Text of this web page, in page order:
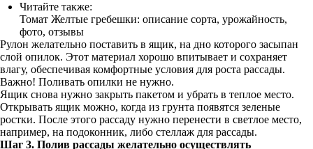
Читайте также:
Томат Желтые гребешки: описание сорта, урожайность,
фото, отзывы
Рулон желательно поставить в ящик, на дно которого засыпан
слой опилок. Этот материал хорошо впитывает и сохраняет
влагу, обеспечивая комфортные условия для роста рассады.
Важно! Поливать опилки не нужно.
Ящик снова нужно закрыть пакетом и убрать в теплое место.
Открывать ящик можно, когда из грунта появятся зеленые
ростки. После этого рассаду нужно перенести в светлое место,
например, на подоконник, либо стеллаж для рассады.
Шаг 3. Полив рассады желательно осуществлять